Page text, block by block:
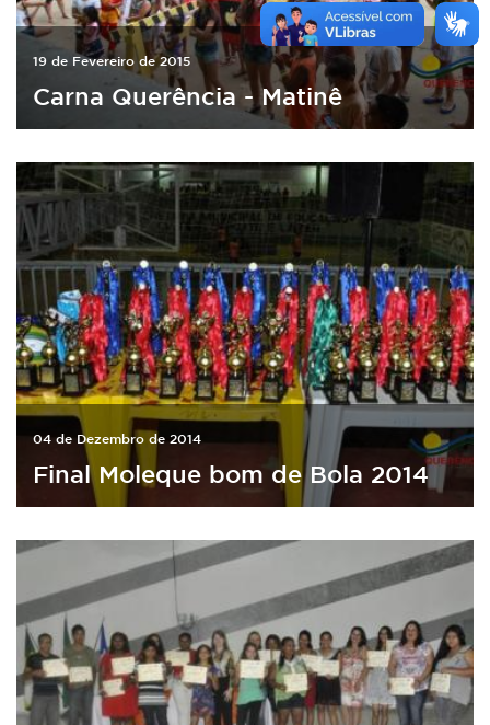
19 de Fevereiro de 2015
Carna Querência - Matinê
04 de Dezembro de 2014
Final Moleque bom de Bola 2014